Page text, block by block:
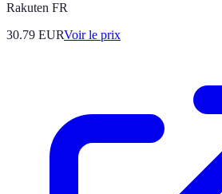
Rakuten FR
30.79 EURVoir le prix